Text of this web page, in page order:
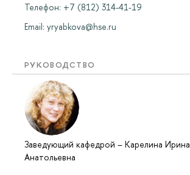
Телефон: +7 (812) 314-41-19
Email: yryabkova@hse.ru
РУКОВОДСТВО
Заведующий кафедрой – Карелина Ирина
Анатольевна